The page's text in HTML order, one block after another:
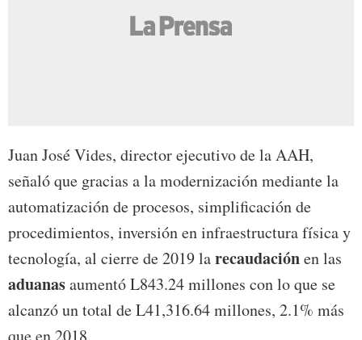
Juan José Vides, director ejecutivo de la AAH,
señaló que gracias a la modernización mediante la
automatización de procesos, simplificación de
procedimientos, inversión en infraestructura física y
tecnología, al cierre de 2019 larecaudaciónen las
aduanasaumentó L843.24 millones con lo que se
alcanzó un total de L41,316.64 millones, 2.1% más
que en 2018.